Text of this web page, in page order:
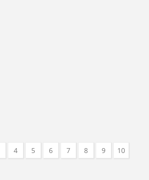
4 5 6 7 8 9
10